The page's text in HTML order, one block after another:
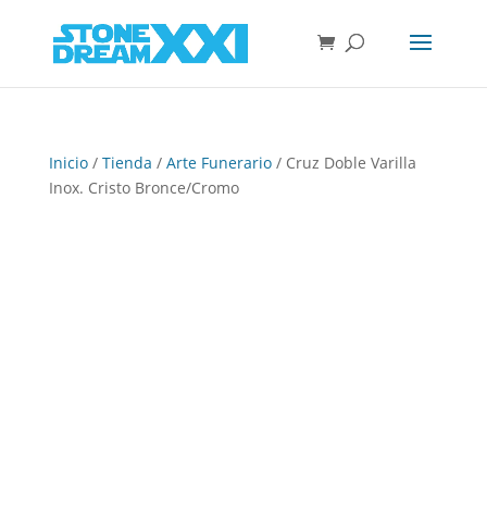
Inicio/ Tienda / Arte Funerario/ Cruz Doble Varilla
Inox. Cristo Bronce/Cromo